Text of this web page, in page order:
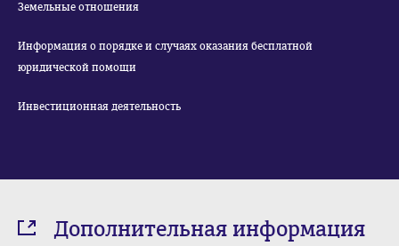
Земельные отношения
Информация о порядке и случаях оказания бесплатной
юридической помощи
Инвестиционная деятельность
Дополнительная информация